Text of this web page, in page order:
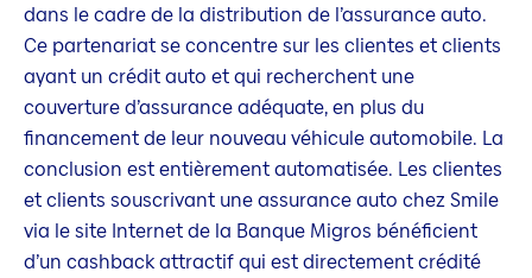
dans le cadre de la distribution de l’assurance auto.
Ce partenariat se concentre sur les clientes et clients
ayant un crédit auto et qui recherchent une
couverture d’assurance adéquate, en plus du
financement de leur nouveau véhicule automobile. La
conclusion est entièrement automatisée. Les clientes
et clients souscrivant une assurance auto chez Smile
via le site Internet de la Banque Migros bénéficient
d’un cashback attractif qui est directement crédité